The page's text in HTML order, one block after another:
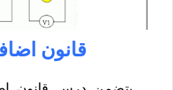
قانون